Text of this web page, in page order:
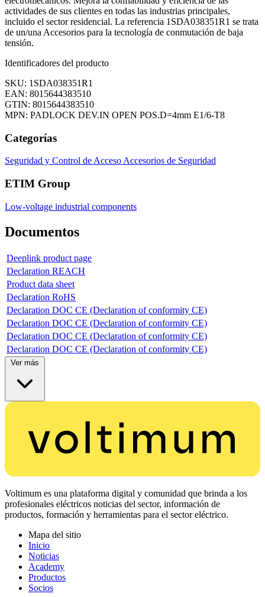
actividades de sus clientes en todas las industrias principales,
incluido el sector residencial. La referencia 1SDA038351R1 se trata
de un/una Accesorios para la tecnología de conmutación de baja
tensión.
Identificadores del producto
SKU: 1SDA038351R1
EAN: 8015644383510
GTIN: 8015644383510
MPN: PADLOCK DEV.IN OPEN POS.D=4mm E1/6-T8
Categorías
Seguridad y Control de Acceso Accesorios de Seguridad
ETIM Group
Low-voltage industrial components
Documentos
Deeplink product page
Declaration REACH
Product data sheet
Declaration RoHS
Declaration DOC CE (Declaration of conformity CE)
Declaration DOC CE (Declaration of conformity CE)
Declaration DOC CE (Declaration of conformity CE)
Declaration DOC CE (Declaration of conformity CE)
Ver más
Voltimum es una plataforma digital y comunidad que brinda a los
profesionales eléctricos noticias del sector, información de
productos, formación y herramientas para el sector eléctrico.
Mapa del sitio
Inicio
Noticias
Academy
Productos
Socios